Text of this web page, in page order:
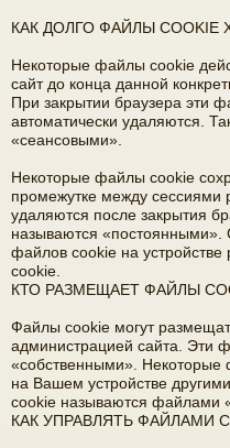
КАК ДОЛГО ФАЙЛЫ
Некоторые файлы cookie
сайт до конца данной
При закрытии браузера эти
автоматически удаляются.
«сеансовыми».
Некоторые файлы cookie
промежутке между
удаляются после закрытия
называются «постоянными».
файлов cookie на
cookie.
КТО РАЗМЕЩАЕТ ФАЙЛЫ
Файлы cookie могут
администрацией сайта. Эти
«собственными». Некоторые
на Вашем устройстве
cookie называются файлами
КАК УПРАВЛЯТЬ ФАЙЛАМИ